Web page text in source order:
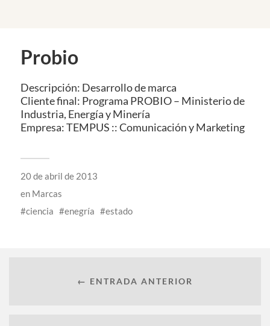
Probio
Descripción: Desarrollo de marca
Cliente final: Programa PROBIO – Ministerio de
Industria, Energía y Minería
Empresa: TEMPUS :: Comunicación y Marketing
20 de abril de 2013
en Marcas
ciencia
enegría estado
← ENTRADA ANTERIOR